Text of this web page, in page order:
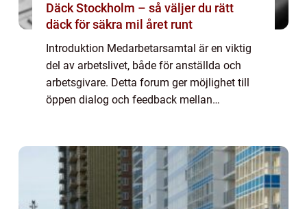
Däck Stockholm – så väljer du rätt
däck för säkra mil året runt
Introduktion Medarbetarsamtal är en viktig
del av arbetslivet, både för anställda och
arbetsgivare. Detta forum ger möjlighet till
öppen dialog och feedback mellan
översikt...